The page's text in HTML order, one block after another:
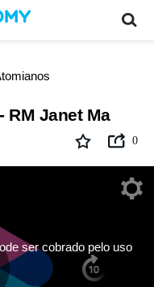
Ma
RM Janet Ma
0
ser cobrado pelo uso